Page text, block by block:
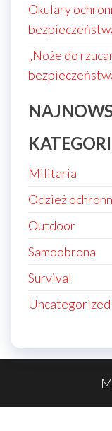
Okulary
„Noże do
Militaria
Odzież
Outdoor
Samoobrona
Survival
Uncategorized